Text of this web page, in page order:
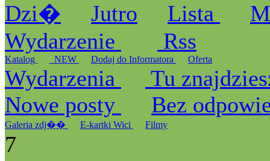
Dzi�
Jutro Lista
Wydarzenie
Rss
Katalog _NEW Dodaj do Informatora Oferta
Wydarzenia
Tu
Nowe posty
Bez
Galeria zdj�� E-kartki Wici Filmy
7